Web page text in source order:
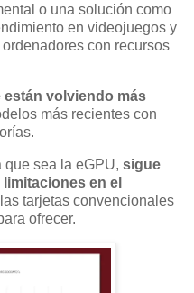
o una solución como
en videojuegos y
con recursos
volviendo más
más recientes con
que sea la eGPU, sigue
en el
tarjetas convencionales
ofrecer.